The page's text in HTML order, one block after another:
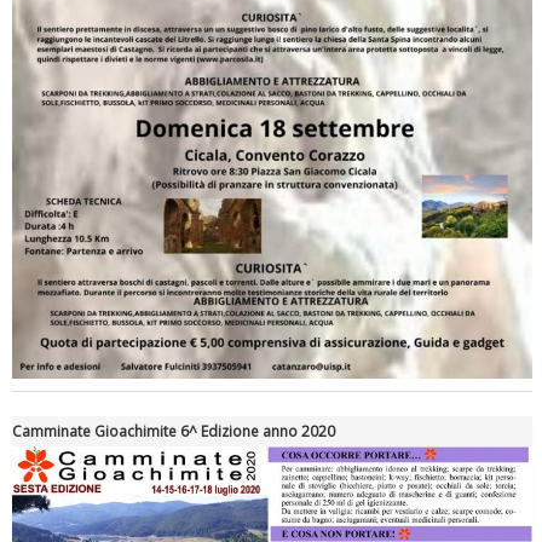
Tiziano Pesce a Radio InBlu2000 traccia il bilancio della stagione
Camminate Gioachimite 6^ Edizione anno 2020